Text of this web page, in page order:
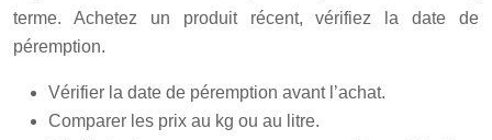
terme. Achetez un produit récent, vérifiez la date de
péremption.
Vérifier la date de péremption avant l’achat.
Comparer les prix au kg ou au litre.